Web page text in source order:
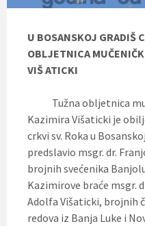
U BOSANSKOJ GRADIŠ
OBLJETNICA
VIŠ ATICKI
Tužna obljetnica
Kazimira Višaticki je
crkvi sv. Roka u
predslavio msgr. dr.
brojnih svećenika
Kazimirove braće msgr.
Adolfa Višaticki, brojnih
redova iz Banja Luke i